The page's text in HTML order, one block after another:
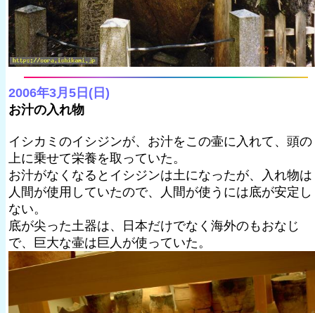
2006年3月5日(日)
お汁の入れ物
イシカミのイシジンが、お汁をこの壷に入れて、頭の
上に乗せて栄養を取っていた。
お汁がなくなるとイシジンは土になったが、入れ物は
人間が使用していたので、人間が使うには底が安定し
ない。
底が尖った土器は、日本だけでなく海外のもおなじ
で、巨大な壷は巨人が使っていた。